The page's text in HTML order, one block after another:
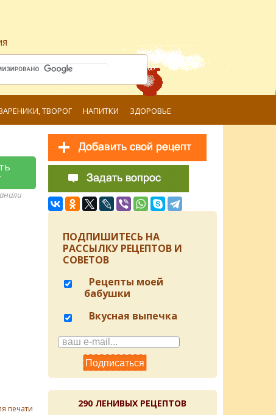
ТВОРОГ НАПИТКИ ЗДОРОВЬЕ
печати
ПОДПИШИТЕСЬ НА
РАССЫЛКУ РЕЦЕПТОВ И
СОВЕТОВ
Рецепты моей
бабушки
Вкусная выпечка
290 ЛЕНИВЫХ РЕЦЕПТОВ